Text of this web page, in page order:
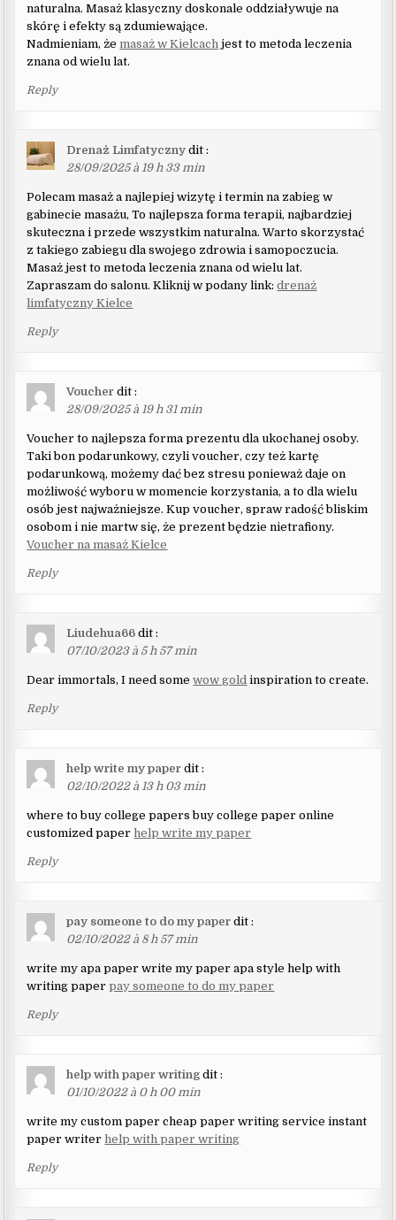
naturalna. Masaż klasyczny doskonale oddziaływuje na
skórę i efekty są zdumiewające.
Nadmieniam, żemasaż w Kielcach jest to metoda leczenia
znana od wielu lat.
Reply
Drenaż Limfatyczny dit :
28/09/2025 à 19 h 33 min
Polecam masaż a najlepiej wizytę i termin na zabieg w
gabinecie masażu, To najlepsza forma terapii, najbardziej
skuteczna i przede wszystkim naturalna. Warto skorzystać
z takiego zabiegu dla swojego zdrowia i samopoczucia.
Masaż jest to metoda leczenia znana od wielu lat.
Zapraszam do salonu. Kliknij w podany link:drenaż
limfatyczny Kielce
Reply
Voucher dit :
28/09/2025 à 19 h 31 min
Voucher to najlepsza forma prezentu dla ukochanej osoby.
Taki bon podarunkowy, czyli voucher, czy też kartę
podarunkową, możemy dać bez stresu ponieważ daje on
możliwość wyboru w momencie korzystania, a to dla wielu
osób jest najważniejsze. Kup voucher, spraw radość bliskim
osobom i nie martw się, że prezent będzie nietrafiony.
Voucher na masaż Kielce
Reply
Liudehua66 dit :
07/10/2023 à 5 h 57 min
Dear immortals, I need somewow gold inspiration to create.
Reply
help write my paper dit :
02/10/2022 à 13 h 03 min
where to buy college papers buy college paper online
customized paperhelp write my paper
Reply
pay someone to do my paper dit :
02/10/2022 à 8 h 57 min
write my apa paper write my paper apa style help with
writing paperpay someone to do my paper
Reply
help with paper writing dit :
01/10/2022 à 0 h 00 min
write my custom paper cheap paper writing service instant
paper writerhelp with paper writing
Reply